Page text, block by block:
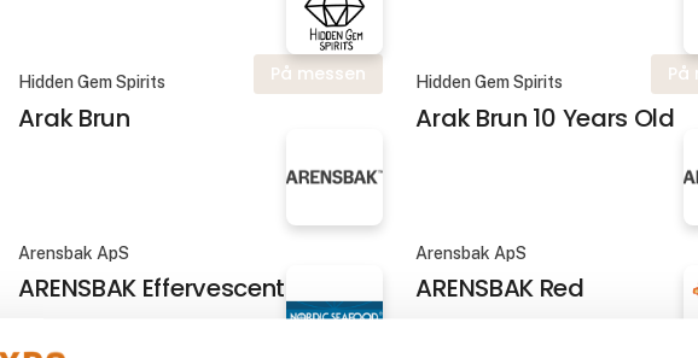
På messen
Hidden Gem Spirits
Arak Brun
På
Hidden Gem Spirits
Arak Brun 10 Years Old
Arensbak ApS
ARENSBAK Effervescent
Arensbak ApS
ARENSBAK Red